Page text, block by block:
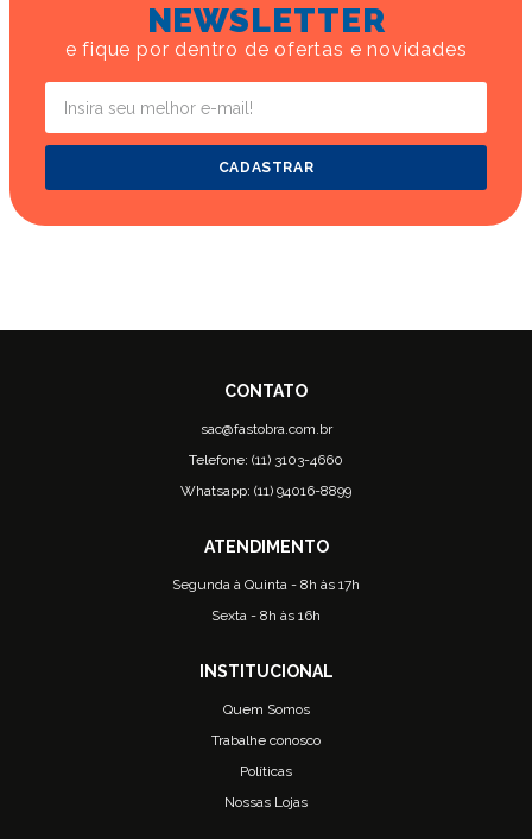
NEWSLETTER
e fique por dentro de ofertas e novidades
CADASTRAR
sac@fastobra.com.br
Telefone: (11) 3103-4660
Whatsapp: (11) 94016-8899
Segunda à Quinta - 8h às 17h
Sexta - 8h às 16h
Quem Somos
Trabalhe conosco
Políticas
Nossas Lojas